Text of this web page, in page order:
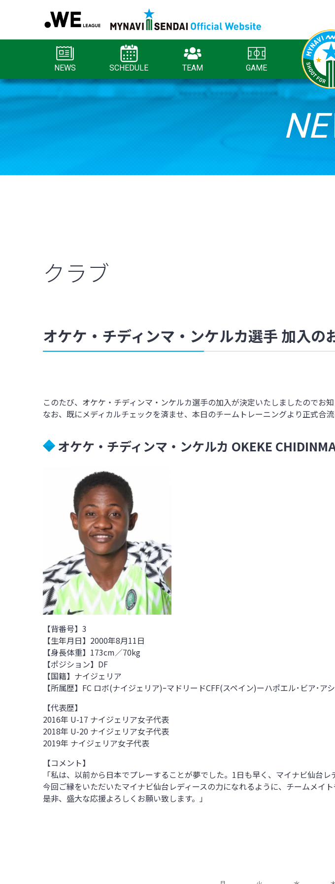
NEWS SCHEDULE TEAM GAME
クラブ
オケケ・チディンマ・ンケルカ選手 加入の
このたび、オケケ・チディンマ・ンケルカ選手の加入が決定いたしましたのでお知
なお、既にメディカルチェックを済ませ、本日のチームトレーニングより正式合流
オケケ・チディンマ・ンケルカ OKEKE
【背番号】3
【生年月日】2000年8月11日
【身長体重】173cm／70kg
【ポジション】DF
【国籍】ナイジェリア
【所属歴】FC ロボ(ナイジェリア)ｰマドリードCFF(スペイン)ーハポエル･ビア･ア
【代表歴】
2016年 U-17 ナイジェリア女子代表
2018年 U-20 ナイジェリア女子代表
2019年 ナイジェリア女子代表
【コメント】
「私は、以前から日本でプレーすることが夢でした。1日も早く、マイナビ仙台
今回ご縁をいただいたマイナビ仙台レディースの力になれるように、チームメイ
是非、盛大な応援よろしくお願い致します。」